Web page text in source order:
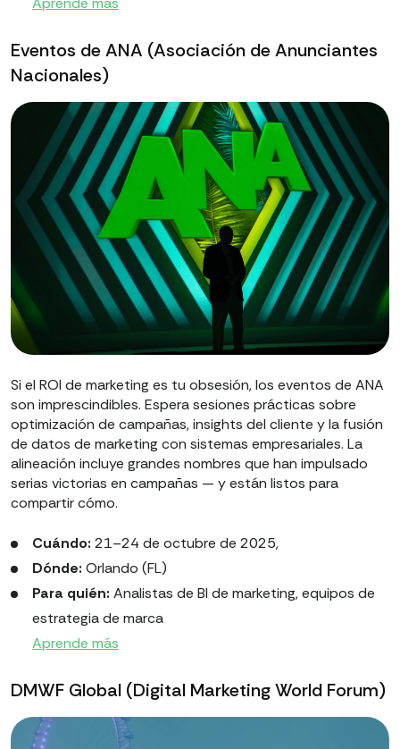
Eventos de ANA (Asociación de Anunciantes
Nacionales)
Si el ROI de marketing es tu obsesión, los eventos de ANA
son imprescindibles. Espera sesiones prácticas sobre
optimización de campañas, insights del cliente y la fusión
de datos de marketing con sistemas empresariales. La
alineación incluye grandes nombres que han impulsado
serias victorias en campañas — y están listos para
compartir cómo.
Cuándo: 21–24 de octubre de 2025,
Dónde: Orlando (FL)
Para quién: Analistas de BI de marketing, equipos de
estrategia de marca
Aprende más
DMWF Global (Digital Marketing World Forum)